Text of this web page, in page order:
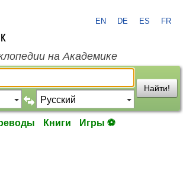
EN DE ES FR
на Академике
Найти!
Книги Игры ⚽